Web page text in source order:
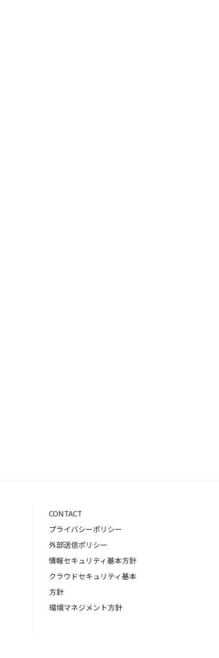
CONTACT
プライバシーポリシー
外部送信ポリシー
情報セキュリティ基本方針
クラウドセキュリティ基本
方針
環境マネジメント方針